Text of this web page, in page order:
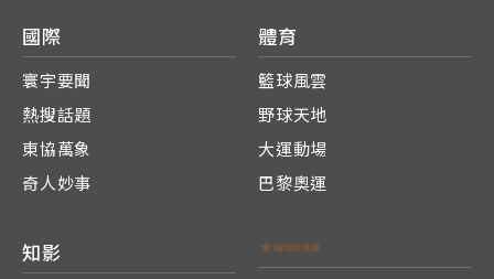
國際
寰宇要聞
熱搜話題
東協萬象
奇人妙事
體育
籃球風雲
野球天地
大運動場
巴黎奧運
知影